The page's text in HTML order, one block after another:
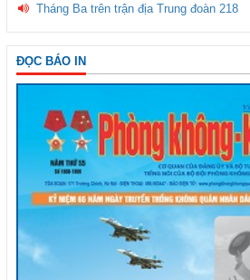
Tháng Ba trên trận địa Trung đoàn 218
ĐỌC BÁO IN